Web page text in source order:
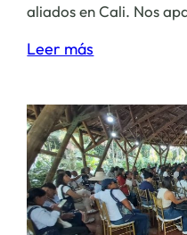
aliados en Cali. ​Nos
Leer más
documental
«Donde
Vuelve
la
Selva»